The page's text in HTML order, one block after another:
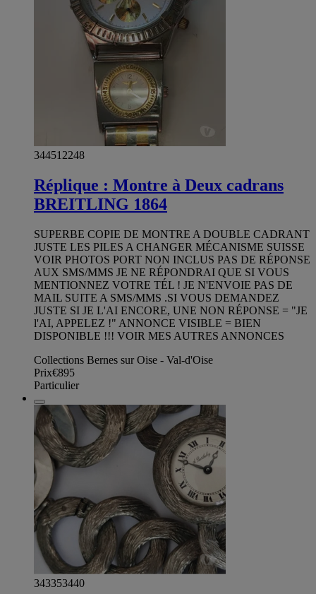
344512248
Réplique : Montre à Deux cadrans
BREITLING 1864
SUPERBE COPIE DE MONTRE A DOUBLE CADRANT
JUSTE LES PILES A CHANGER MÉCANISME SUISSE
VOIR PHOTOS PORT NON INCLUS PAS DE RÉPONSE
AUX SMS/MMS JE NE RÉPONDRAI QUE SI VOUS
MENTIONNEZ VOTRE TÉL ! JE N'ENVOIE PAS DE
MAIL SUITE A SMS/MMS .SI VOUS DEMANDEZ
JUSTE SI JE L'AI ENCORE, UNE NON RÉPONSE = "JE
l'AI, APPELEZ !" ANNONCE VISIBLE = BIEN
DISPONIBLE !!! VOIR MES AUTRES ANNONCES
Collections Bernes sur Oise - Val-d'Oise
Prix€895
Particulier
343353440